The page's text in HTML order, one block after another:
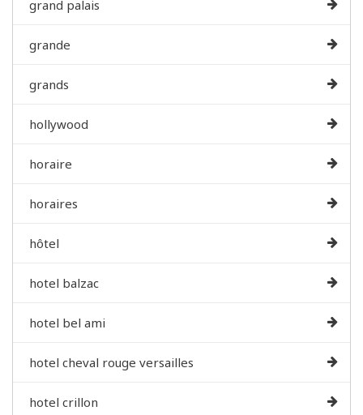
grand palais
grande
grands
hollywood
horaire
horaires
hôtel
hotel balzac
hotel bel ami
hotel cheval rouge versailles
hotel crillon